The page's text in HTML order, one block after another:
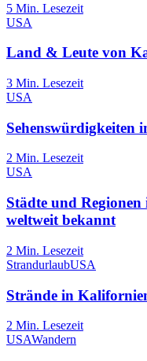
5 Min. Lesezeit
USA
Land & Leute von
3 Min. Lesezeit
USA
Sehenswürdigkeiten
2 Min. Lesezeit
USA
Städte und
weltweit bekannt
2 Min. Lesezeit
StrandurlaubUSA
Strände in
2 Min. Lesezeit
USAWandern